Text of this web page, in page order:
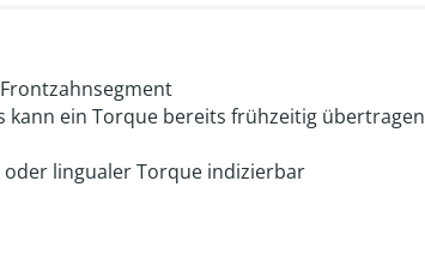
kann ein Torque bereits frühzeitig übertragen
lingualer Torque indizierbar